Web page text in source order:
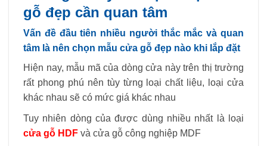
gỗ đẹp cần quan tâm
Vấn đề đầu tiên nhiều người thắc mắc và quan
tâm là nên chọn mẫu cửa gỗ đẹp nào khi lắp đặt
Hiện nay, mẫu mã của dòng cửa này trên thị trường
rất phong phú nên tùy từng loại chất liệu, loại cửa
khác nhau sẽ có mức giá khác nhau
Tuy nhiên dòng của được dùng nhiều nhất là loại
cửa gỗ HDF và cửa gỗ công nghiệp MDF